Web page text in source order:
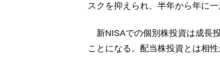
スクを抑えられ、半年から年に
新NISAでの個別株投資は成長
ことになる。配当株投資とは相性